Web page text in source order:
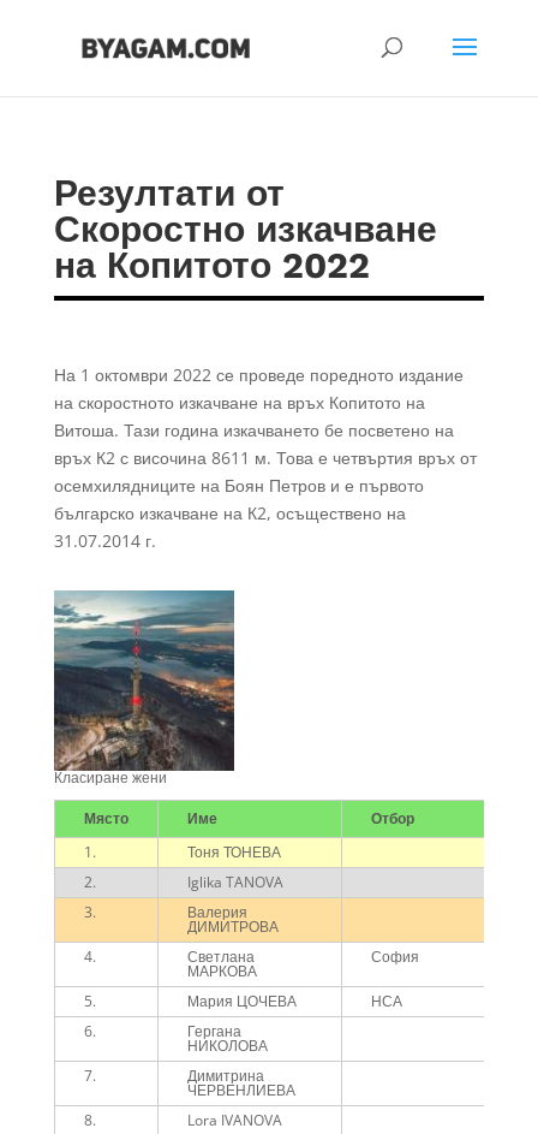
Резултати от
Скоростно изкачване
на Копитото 2022
На 1 октомври 2022 се проведе поредното издание
на скоростното изкачване на връх Копитото на
Витоша. Тази година изкачването бе посветено на
връх К2 с височина 8611 м. Това е четвъртия връх от
осемхилядниците на Боян Петров и е първото
българско изкачване на К2, осъществено на
31.07.2014 г.
Класиране жени
Място
Име Отбор
1.
Тоня ТОНЕВА
2.
Iglika TANOVA
3.
Валерия
ДИМИТРОВА
4. Светлана
МАРКОВА
София
5. Мария ЦОЧЕВА НСА
6.
Гергана
НИКОЛОВА
7. Димитрина
ЧЕРВЕНЛИЕВА
8. Lora IVANOVA